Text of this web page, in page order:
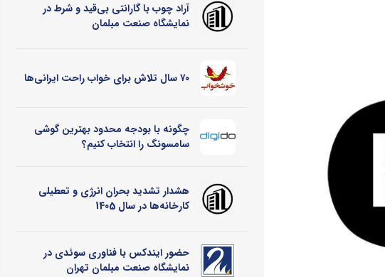
آراد چوب با گارانتی بی‌قید و شرط در
نمایشگاه صنعت مبلمان
۷۰ سال تلاش برای خواب راحت ایرانی‌ها
چگونه با بودجه محدود بهترین گوشی
سامسونگ را انتخاب کنیم؟
هشدار تشدید بحران انرژی و تعطیلی
کارخانه‌ها در سال 1405
حضور ایندکس با فناوری سوئدی در
نمایشگاه صنعت مبلمان تهران